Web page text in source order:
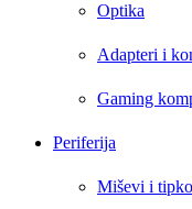
Optika
Adapteri i
Gaming
Periferija
Miševi i